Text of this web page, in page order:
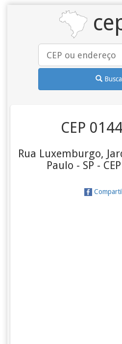
CEP
Rua Luxemburgo,
Paulo - SP -